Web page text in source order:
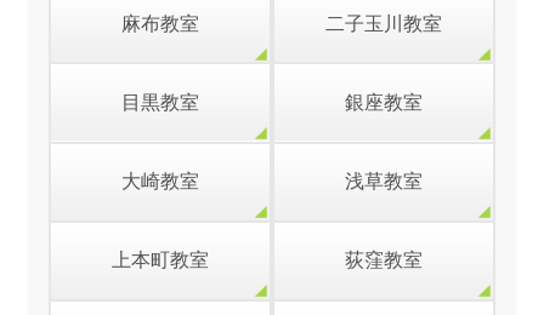
麻布教室 二子玉川教室
目黒教室 銀座教室
大崎教室 浅草教室
上本町教室 荻窪教室